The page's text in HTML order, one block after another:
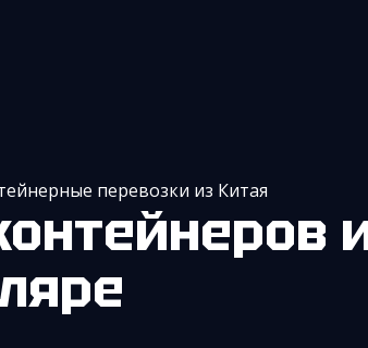
перевозки из Китая